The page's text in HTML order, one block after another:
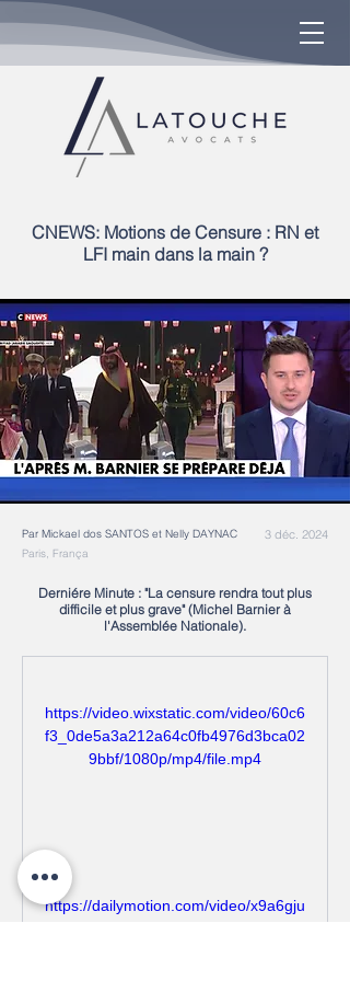
CNEWS: Motions de Censure : RN et
LFI main dans la main ?
Par Mickael dos SANTOS et Nelly DAYNAC 3 déc. 2024
Paris, França
Derniére Minute : "La censure rendra tout plus
difficile et plus grave" (Michel Barnier à
l'Assemblée Nationale).
https://video.wixstatic.com/video/60c6
f3_0de5a3a212a64c0fb4976d3bca02
9bbf/1080p/mp4/file.mp4
https://dailymotion.com/video/x9a6gju